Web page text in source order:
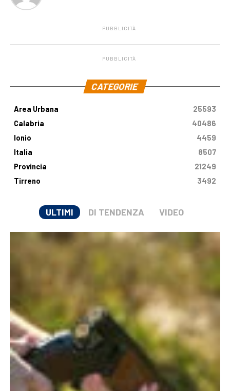
PUBBLICITÀ
PUBBLICITÀ
CATEGORIE
Area Urbana
25593
Calabria
40486
Ionio
4459
Italia
8507
Provincia
21249
Tirreno
3492
ULTIMI DI TENDENZA VIDEO